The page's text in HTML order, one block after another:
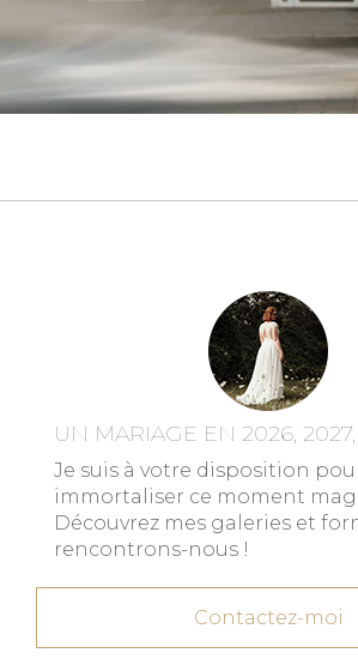
UN MARIAGE EN 2026,
Je suis à votre disposition
immortaliser ce moment
Découvrez mes galeries et
rencontrons-nous !
Contactez-moi